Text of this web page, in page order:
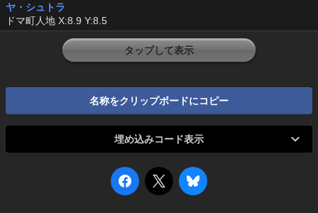
ヤ・シュトラ
ドマ町人地 X:8.9 Y:8.5
タップして表示
名称をクリップボードにコピー
埋め込みコード表示